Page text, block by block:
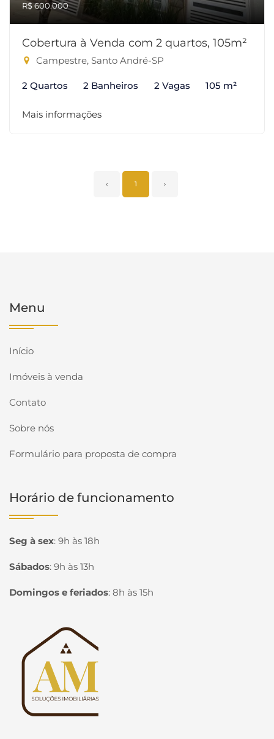
R$ 600.000
Cobertura à Venda com 2 quartos, 105m²
Campestre, Santo André-SP
2 Quartos 2 Banheiros 2 Vagas 105 m²
Mais informações
‹ 1 ›
Menu
Início
Imóveis à venda
Contato
Sobre nós
Formulário para proposta de compra
Horário de funcionamento
Seg à sex: 9h às 18h
Sábados: 9h às 13h
Domingos e feriados: 8h às 15h
Página inicial